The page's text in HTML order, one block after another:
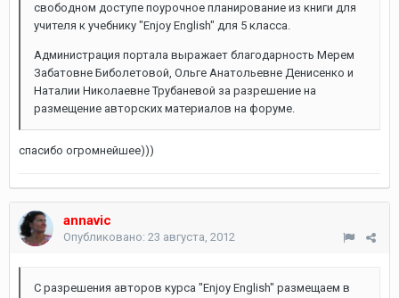
свободном доступе поурочное планирование из книги для
учителя к учебнику "Enjoy English" для 5 класса.
Администрация портала выражает благодарность Мерем
Забатовне Биболетовой, Ольге Анатольевне Денисенко и
Наталии Николаевне Трубаневой за разрешение на
размещение авторских материалов на форуме.
спасибо огромнейшее)))
annavic
Опубликовано: 23 августа, 2012
С разрешения авторов курса "Enjoy English" размещаем в